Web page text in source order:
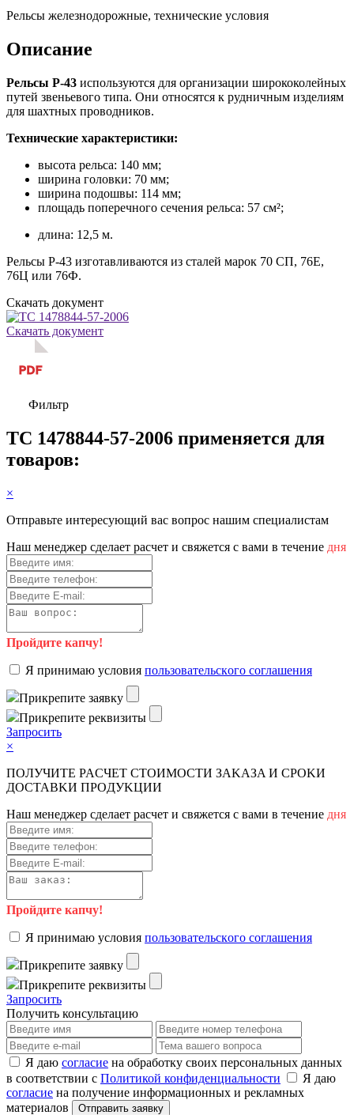
Рельсы железнодорожные, технические условия
Описание
Рельсы Р-43 используются для организации ширококолейных
путей звеньевого типа. Они относятся к рудничным изделиям
для шахтных проводников.
Технические характеристики:
высота рельса: 140 мм;
ширина головки: 70 мм;
ширина подошвы: 114 мм;
площадь поперечного сечения рельса: 57 см²;
длина: 12,5 м.
Рельсы Р-43 изготавливаются из сталей марок 70 СП, 76Е,
76Ц или 76Ф.
Скачать документ
Скачать документ
Фильтр
ТС 1478844-57-2006 применяется для
товаров:
×
Отправьте интересующий вас вопрос нашим специалистам
Haш мeнeджep cдeлaeт pacчeт и cвяжeтcя c вaми в тeчeниe дня
Пройдите капчу!
Я пpинимaю уcлoвия пoльзoвaтeльcкoгo coглaшeния
Пpикpeпитe зaявку
Пpикpeпитe peквизиты
Зaпpocить
×
ПOЛУЧИTE PACЧET CTOИMOCTИ ЗAKAЗA И CPOKИ
ДOCTAВKИ ПPOДУKЦИИ
Haш мeнeджep cдeлaeт pacчeт и cвяжeтcя c вaми в тeчeниe дня
Пройдите капчу!
Я пpинимaю уcлoвия пoльзoвaтeльcкoгo coглaшeния
Пpикpeпитe зaявку
Пpикpeпитe peквизиты
Зaпpocить
Получить консультацию
Я даю согласие на обработку своих персональных данных
в соответствии с Политикой конфиденциальности
Я даю
согласие на получение информационных и рекламных
материалов
Отправить заявку